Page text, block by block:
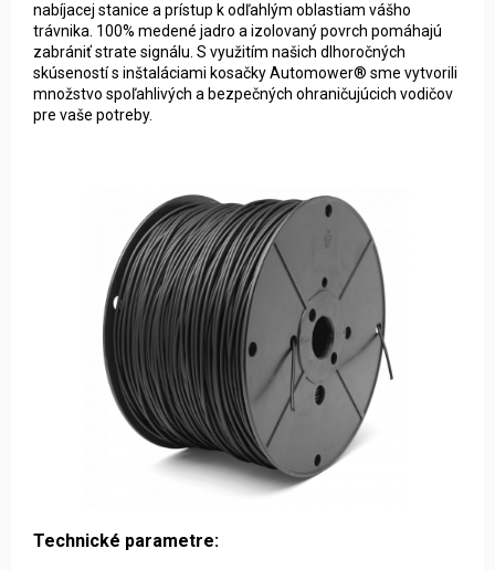
nabíjacej stanice a prístup k odľahlým oblastiam vášho
trávnika. 100% medené jadro a izolovaný povrch pomáhajú
zabrániť strate signálu. S využitím našich dlhoročných
skúseností s inštaláciami kosačky Automower® sme vytvorili
množstvo spoľahlivých a bezpečných ohraničujúcich vodičov
pre vaše potreby.
Technické parametre: